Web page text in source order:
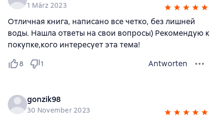
1 März 2023
Отличная книга, написано все четко, без лишней
воды. Нашла ответы на свои вопросы) Рекомендую к
покупке,кого интересует эта тема!
8 1 Antworten
gonzik98
30 November 2023